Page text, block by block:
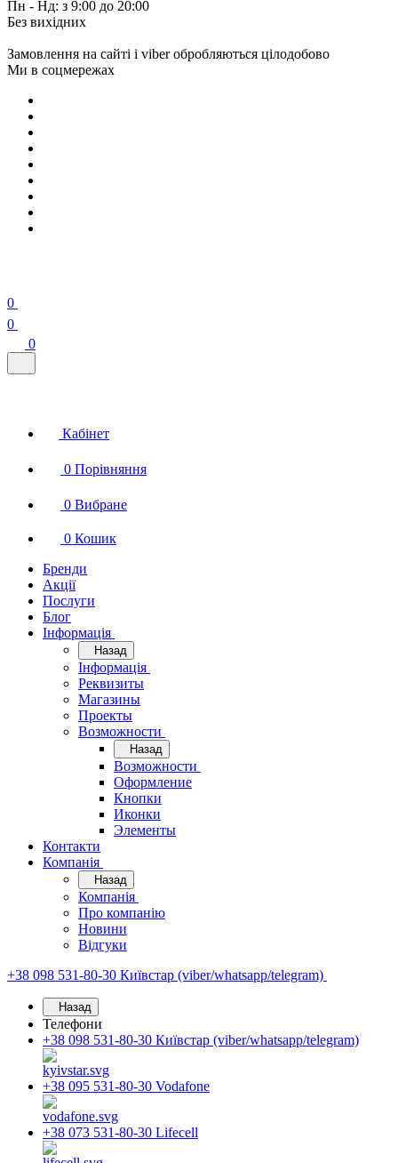
Пн - Нд: з 9:00 до 20:00
Без вихідних
Замовлення на сайті і viber обробляються цілодобово
Ми в соцмережах
0
0
0
Кабінет
0 Порівняння
0 Вибране
0 Кошик
Бренди
Акції
Послуги
Блог
Інформація
Назад
Інформація
Реквизиты
Магазины
Проекты
Возможности
Назад
Возможности
Оформление
Кнопки
Иконки
Элементы
Контакти
Компанія
Назад
Компанія
Про компанію
Новини
Відгуки
+38 098 531-80-30 Київстар (viber/whatsapp/telegram)
Назад
Телефони
+38 098 531-80-30 Київстар (viber/whatsapp/telegram)
+38 095 531-80-30 Vodafone
+38 073 531-80-30 Lifecell